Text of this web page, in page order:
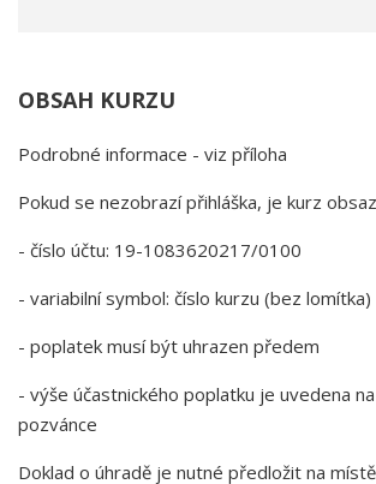
OBSAH KURZU
Podrobné informace - viz příloha
Pokud se nezobrazí přihláška, je kurz
- číslo účtu: 19-1083620217/0100
- variabilní symbol: číslo kurzu (bez lomítka)
- poplatek musí být uhrazen předem
- výše účastnického poplatku je uvedena
pozvánce
Doklad o úhradě je nutné předložit na